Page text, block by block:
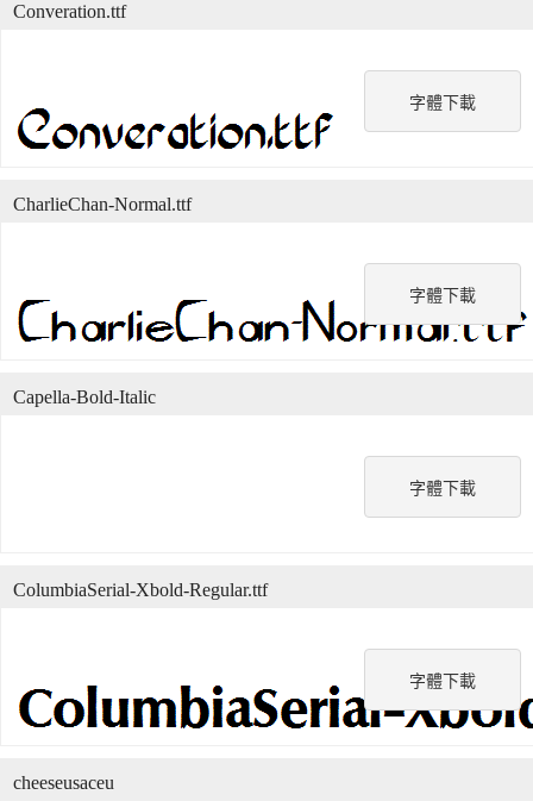
字體下載
Converation.ttf
字體下載
CharlieChan-Normal.ttf
字體下載
Capella-Bold-Italic
字體下載
ColumbiaSerial-Xbold-Regular.ttf
cheeseusaceu